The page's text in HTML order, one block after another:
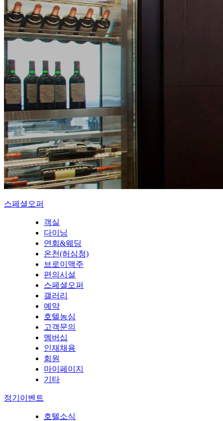
스페셜오퍼
객실
다이닝
연회&웨딩
온천(허심청)
브로이맥주
편의시설
스페셜오퍼
갤러리
예약
호텔농심
고객문의
멤버십
인재채용
회원
마이페이지
기타
정기이벤트
호텔소식